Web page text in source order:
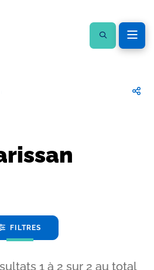
FILTRES
1 à 2 sur 2 au total